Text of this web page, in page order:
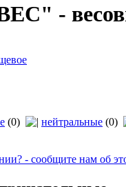
-
(0) нейтральные (0)
- сообщите нам об